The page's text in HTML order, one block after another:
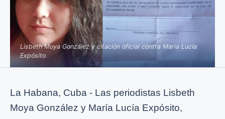
Lisbeth Moya González y citación oficial contra María Lucía
Expósito
La Habana, Cuba - Las periodistas Lisbeth
Moya González y María Lucía Expósito,